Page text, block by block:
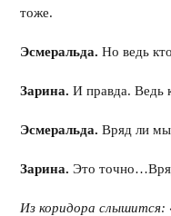
тоже.
Эсмеральда. Но ведь
Зарина. И правда. Ведь
Эсмеральда. Вряд ли мы
Зарина. Это
Из коридора слышится: